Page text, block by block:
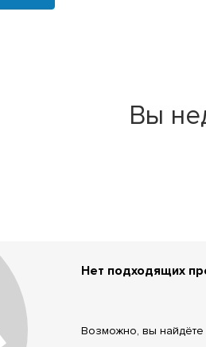
Вы
Нет подходящих
Возможно, вы найдёте